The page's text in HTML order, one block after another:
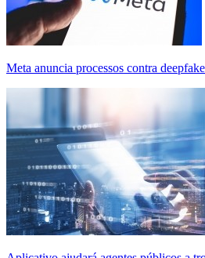
Meta anuncia processos contra